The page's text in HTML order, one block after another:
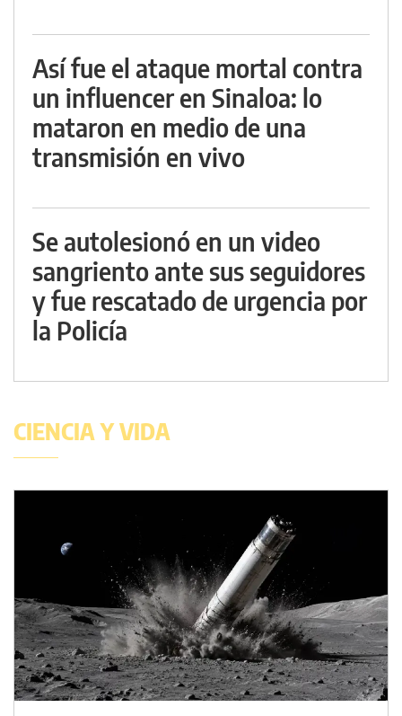
Así fue el ataque mortal contra
un influencer en Sinaloa: lo
mataron en medio de una
transmisión en vivo
Se autolesionó en un video
sangriento ante sus seguidores
y fue rescatado de urgencia por
la Policía
CIENCIA Y VIDA